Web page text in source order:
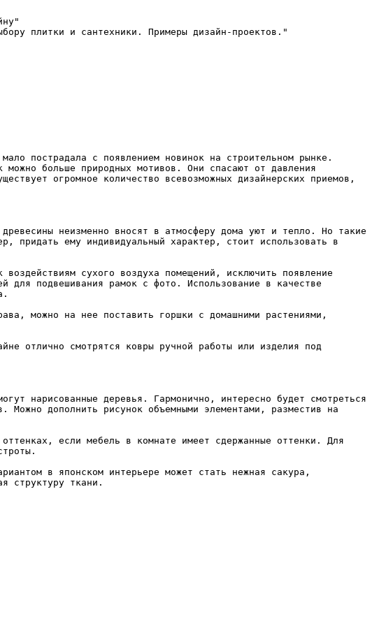
плитки и сантехники. Примеры дизайн-проектов."
пострадала с появлением новинок на строительном рынке.
больше природных мотивов. Они спасают от давления
огромное количество всевозможных дизайнерских приемов,
неизменно вносят в атмосферу дома уют и тепло. Но такие
придать ему индивидуальный характер, стоит использовать в
сухого воздуха помещений, исключить появление
для подвешивания рамок с фото. Использование в качестве
можно на нее поставить горшки с домашними растениями,
отлично смотрятся ковры ручной работы или изделия под
нарисованные деревья. Гармонично, интересно будет смотреться
дополнить рисунок объемными элементами, разместив на
если мебель в комнате имеет сдержанные оттенки. Для
в японском интерьере может стать нежная сакура,
структуру ткани.